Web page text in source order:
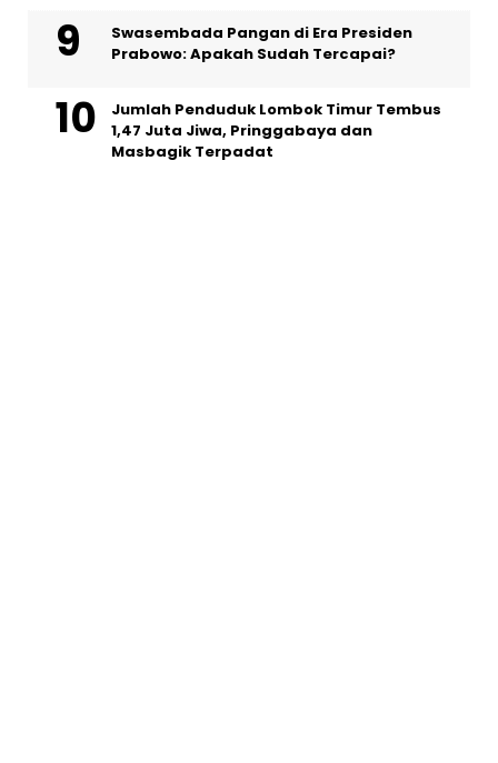
Swasembada Pangan di Era Presiden
Prabowo: Apakah Sudah Tercapai?
Jumlah Penduduk Lombok Timur Tembus
1,47 Juta Jiwa, Pringgabaya dan
Masbagik Terpadat